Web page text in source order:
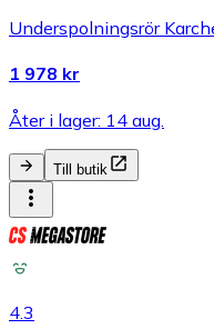
Underspolningsrör
1 978 kr
Åter i lager: 14 aug.
Till butik
4.3